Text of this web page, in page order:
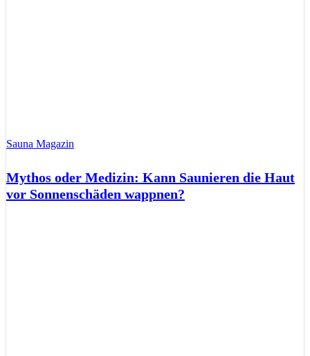
Sauna Magazin
Mythos oder Medizin: Kann Saunieren die Haut
vor Sonnenschäden wappnen?